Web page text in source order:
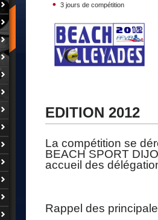
3 jours de compétition
EDITION 2012
La compétition se
BEACH SPORT
accueil des
Rappel des